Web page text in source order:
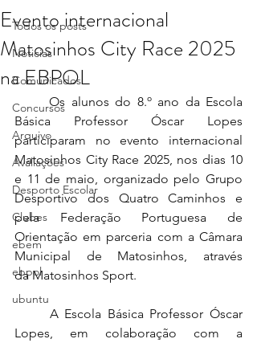
Todos os posts
Noticias
Comunicados
Concursos
Arquivo
Avaliações
Desporto Escolar
Clubes
ebem
ebpol
ubuntu
Evento internacional
Matosinhos City Race 2025
na EBPOL
	Os alunos do 8.º ano da Escola
Básica Professor Óscar Lopes
participaram no evento internacional
Matosinhos City Race 2025, nos dias 10
e 11 de maio, organizado pelo Grupo
Desportivo dos Quatro Caminhos e
pela Federação Portuguesa de
Orientação em parceria com a Câmara
Municipal de Matosinhos, através
da Matosinhos Sport.
Lopes, em colaboração com a